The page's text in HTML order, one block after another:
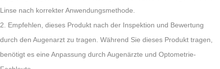
Linse nach korrekter Anwendungsmethode.
2. Empfehlen, dieses Produkt nach der Inspektion und Bewertung
durch den Augenarzt zu tragen. Während Sie dieses Produkt tragen,
benötigt es eine Anpassung durch Augenärzte und Optometrie-